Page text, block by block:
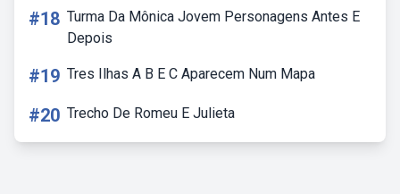
#18 Turma Da Mônica Jovem Personagens Antes E
Depois
#19 Tres Ilhas A B E C Aparecem Num Mapa
#20 Trecho De Romeu E Julieta